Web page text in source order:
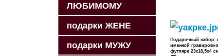
ЛЮБИМОМУ
подарки ЖЕНЕ
подарки МУЖУ
Подарочный набор:
именной
футляре 23х18,5х4